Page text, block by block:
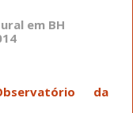
em BH
da